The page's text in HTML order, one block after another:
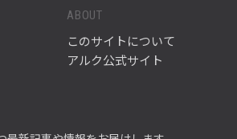
ABOUT
このサイトについて
アルク公式サイト